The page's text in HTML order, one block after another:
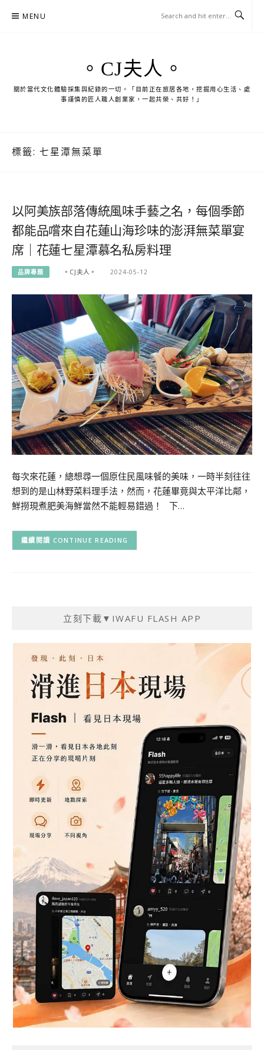
MENU
。CJ夫人。
關於當代文化體驗採集與紀錄的一切。「目前正在旅居各地，挖掘用心生活、處
事謹慎的匠人職人創業家，一起共榮、共好！」
標籤: 七星潭無菜單
以阿美族部落傳統風味手藝之名，每個季節
都能品嚐來自花蓮山海珍味的澎湃無菜單宴
席｜花蓮七星潭慕名私房料理
品牌專題 。CJ夫人。 2024-05-12
每次來花蓮，總想尋一個原住民風味餐的美味，一時半刻往往
想到的是山林野菜料理手法，然而，花蓮畢竟與太平洋比鄰，
鮮撈現煮肥美海鮮當然不能輕易錯過！ 下…
CONTINUE READING
立刻下載▼IWAFU FLASH APP